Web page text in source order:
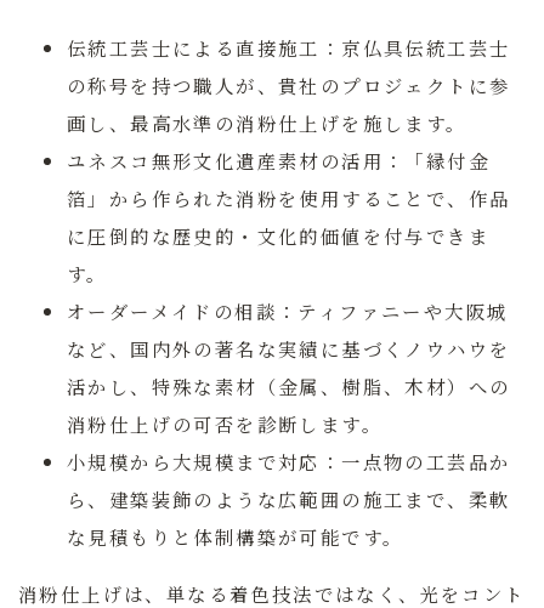
伝統工芸士による直接施工： 京仏具伝統工芸士
の称号を持つ職人が、貴社のプロジェクトに参
画し、最高水準の消粉仕上げを施します。
ユネスコ無形文化遺産素材の活用：
「縁付金
箔」から作られた消粉を使用することで、作品
に圧倒的な歴史的・文化的価値を付与できま
す。
オーダーメイドの相談： ティファニーや大阪城
など、国内外の著名な実績に基づくノウハウを
活かし、特殊な素材（金属、樹脂、木材）への
消粉仕上げの可否を診断します。
小規模から大規模まで対応：一点物の工芸品か
ら、建築装飾のような広範囲の施工まで、柔軟
な見積もりと体制構築が可能です。
消粉仕上げは、単なる着色技法ではなく、光をコント